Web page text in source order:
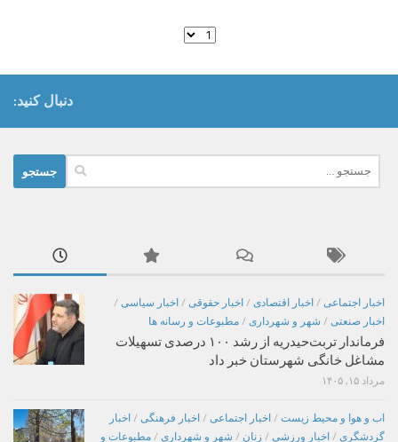
دنبال کنید:
برای:
اخبار اجتماعی / اخبار اقتصادی / اخبار حقوقی / اخبار سیاسی /
اخبار صنعتی / شهر و شهرداری / مطبوعات و رسانه ها
فرماندار تربت‌حیدریه از رشد ۱۰۰ درصدی تسهیلات
مشاغل خانگی شهرستان خبر داد
مرداد ۱۵, ۱۴۰۵
اب و هوا و محیط زیست / اخبار اجتماعی / اخبار فرهنگی / اخبار
گردشگری / اخبار ورزشی / زنان / شهر و شهرداری / مطبوعات و